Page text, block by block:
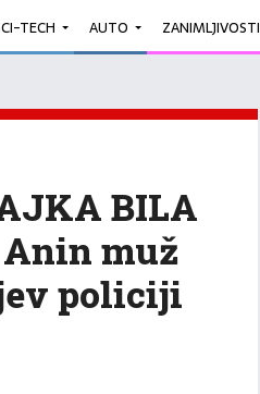
TECH AUTO ZANIMLJIVOSTI
BILA
Anin muž
policiji